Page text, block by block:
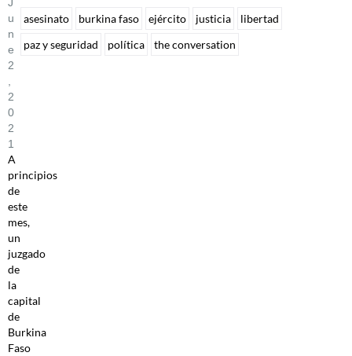
U
N
E
2
2
0
2
1
A
principios
de
este
mes,
un
juzgado
de
la
capital
de
Burkina
Faso
asesinato burkina faso ejército justicia
libertad
paz y seguridad
política the conversation